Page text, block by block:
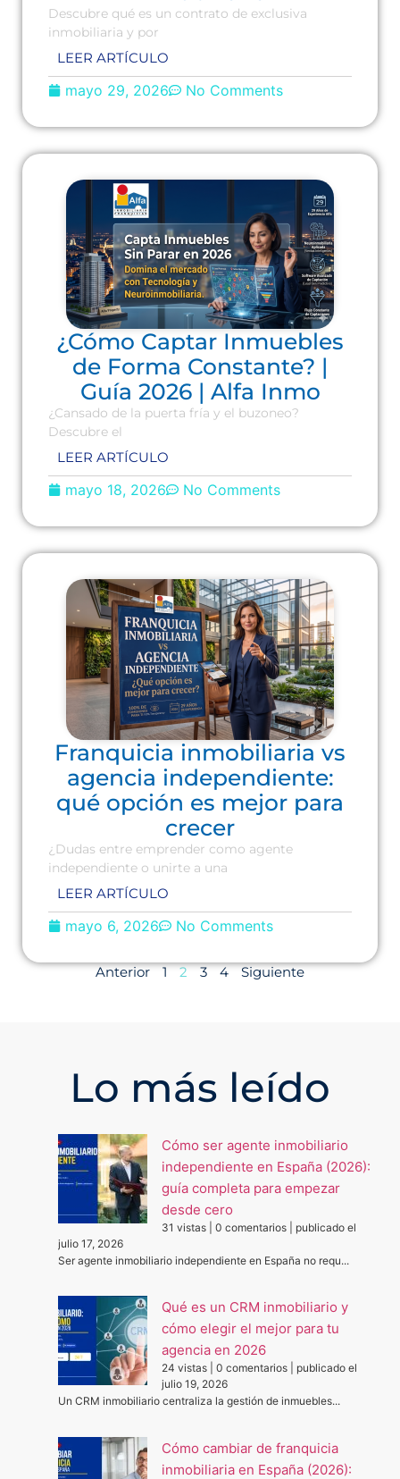
Descubre qué es un contrato de exclusiva
inmobiliaria y por
LEER ARTÍCULO
mayo 29, 2026 No Comments
¿Cómo Captar Inmuebles
de Forma Constante? |
Guía 2026 | Alfa Inmo
¿Cansado de la puerta fría y el buzoneo?
Descubre el
LEER ARTÍCULO
mayo 18, 2026 No Comments
Franquicia inmobiliaria vs
agencia independiente:
qué opción es mejor para
crecer
¿Dudas entre emprender como agente
independiente o unirte a una
LEER ARTÍCULO
mayo 6, 2026 No Comments
Anterior 1 2 3 4 Siguiente
Lo más leído
Cómo ser agente inmobiliario
independiente en España (2026):
guía completa para empezar
desde cero
31 vistas 0 comentarios
publicado el
julio 17, 2026
Ser agente inmobiliario independiente en España no requ...
Qué es un CRM inmobiliario y
cómo elegir el mejor para tu
agencia en 2026
24 vistas 0 comentarios
publicado el
julio 19, 2026
Un CRM inmobiliario centraliza la gestión de inmuebles...
Cómo cambiar de franquicia
inmobiliaria en España (2026):